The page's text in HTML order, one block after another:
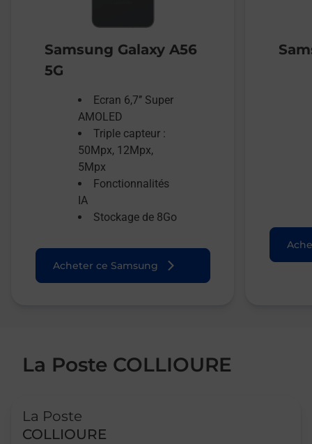
Samsung Galaxy A56
5G
Ecran 6,7’’ Super
AMOLED
Triple capteur :
50Mpx, 12Mpx,
5Mpx
Fonctionnalités
IA
Stockage de 8Go
Acheter ce Samsung
La Poste COLLIOURE
La Poste
COLLIOURE